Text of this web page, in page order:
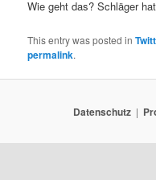
Wie geht das? Schläger
This entry was posted in
permalink.
Datenschutz